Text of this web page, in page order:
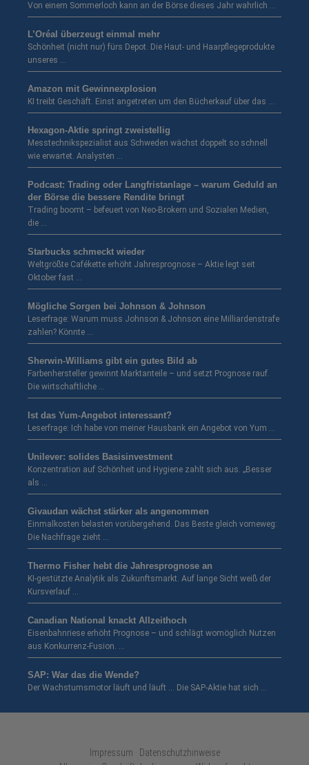
Von einem Sommerloch kann an der Börse dieses Jahr wahrlich …
L’Oréal überzeugt einmal mehr
Schönheit (nicht nur) fürs Depot. Die Haut- und Haarpflegeprodukte
unseres …
Amazon mit Gewinnexplosion
KI treibt Geschäft. Einst angetreten um den Bücherkauf über das …
Hexagon-Aktie springt zweistellig
Messtechnikspezialist aus Schweden wächst doppelt so schnell
wie erwartet. Analysten …
Podcast: Trading oder Langfristanlage – warum Geduld an
der Börse die bessere Rendite bringt
Trading boomt – befeuert von Neo-Brokern und Sozialen Medien,
die …
Starbucks schmeckt wieder
Weltgrößte Cafékette erhöht Jahresprognose – Aktie legt seit
Oktober fast …
Mögliche Sorgen bei Johnson & Johnson
Leserfrage: Warum muss Johnson & Johnson eine Milliardenstrafe
zahlen? Könnte …
Sherwin-Williams gibt ein gutes Bild ab
Farbenhersteller gewinnt Marktanteile – und setzt Prognose rauf.
Die wirtschaftliche …
Ist das Yum-Angebot interessant?
Leserfrage: Ich habe von meiner Hausbank ein Angebot von Yum …
Unilever: solides Basisinvestment
Konzentration auf Schönheit und Hygiene zahlt sich aus. „Besser
als …
Givaudan wächst stärker als angenommen
Einmalkosten belasten vorübergehend. Das Beste gleich vorneweg:
Die Nachfrage zieht …
Thermo Fisher hebt die Jahresprognose an
KI-gestützte Analytik als Zukunftsmarkt. Auf lange Sicht weiß der
Kursverlauf …
Canadian National knackt Allzeithoch
Eisenbahnriese erhöht Prognose – und schlägt womöglich Nutzen
aus Konkurrenz-Fusion. …
SAP: War das die Wende?
Der Wachstumsmotor läuft und läuft … Die SAP-Aktie hat sich …
Impressum · Datenschutzhinweise